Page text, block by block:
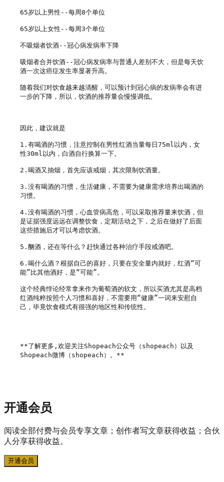
65岁以上男性--每周8个单位
65岁以上女性--每周3个单位
不吸烟者饮酒--冠心病发病率下降
吸烟者合并饮酒--冠心病发病率与普通人差别不大，但是每天饮
酒一次这癌症发生率显著升高。
随着我们对饮食越来越清醒，可以预计到冠心病的发病率会有进
一步的下降，所以，饮酒的推荐量会慢慢调低。
因此，建议就是
1.有喝酒的习惯，注意控制在男性红酒当量每日75ml以内，女
性30ml以内，白酒自行换算一下。
2.喝酒又抽烟，首先应该戒烟，其次限制饮酒量。
3.没有喝酒的习惯，生活健康，不需要为健康需求培养出喝酒的
习惯。
4.没有喝酒的习惯，心血管病高危，可以采取推荐量来饮酒，但
是证据强度远远在调整饮食，定期活动之下，之后在做好了后面
这些措施后才可以考虑饮酒。
5.酗酒，还在等什么？赶快通过各种治疗手段戒酒吧。
6.喝什么酒？根据自己的喜好，只要在安全量内就好，红酒“可
能”比其他酒好，是“可能”。
这个经典悖论经常拿来作为葡萄酒的软文，所以买酒尤其是高档
红酒纯粹按照个人习惯和喜好，不需要用“健康”一词来安慰自
己，毕竟饮食模式有很强的地区性和传统性。
**了解更多,欢迎关注Shopeach公众号（shopeach）以及
Shopeach微博（shopeach）。**
开通会员
阅读全部付费与会员专享文章；创作者写文章获得收益；合伙
人分享获得收益。
开通会员